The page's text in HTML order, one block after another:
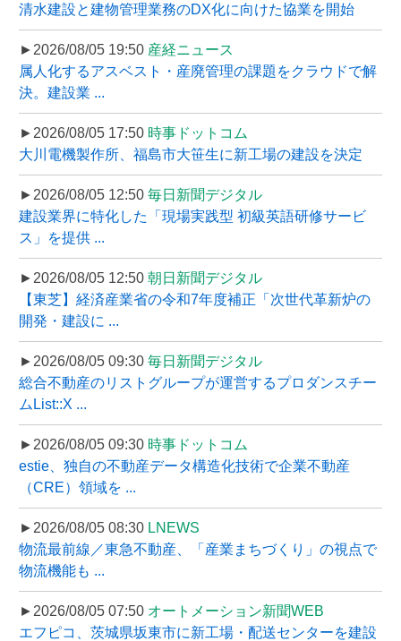
清水建設と建物管理業務のDX化に向けた協業を開始
►2026/08/05 19:50 産経ニュース
属人化するアスベスト・産廃管理の課題をクラウドで解
決。建設業 ...
►2026/08/05 17:50 時事ドットコム
大川電機製作所、福島市大笹生に新工場の建設を決定
►2026/08/05 12:50 毎日新聞デジタル
建設業界に特化した「現場実践型 初級英語研修サービ
ス」を提供 ...
►2026/08/05 12:50 朝日新聞デジタル
【東芝】経済産業省の令和7年度補正「次世代革新炉の
開発・建設に ...
►2026/08/05 09:30 毎日新聞デジタル
総合不動産のリストグループが運営するプロダンスチー
ムList::X ...
►2026/08/05 09:30 時事ドットコム
estie、独自の不動産データ構造化技術で企業不動産
（CRE）領域を ...
►2026/08/05 08:30 LNEWS
物流最前線／東急不動産、「産業まちづくり」の視点で
物流機能も ...
►2026/08/05 07:50 オートメーション新聞WEB
エフピコ、茨城県坂東市に新工場・配送センターを建設